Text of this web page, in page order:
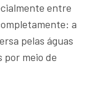
entre
a
pelas águas
por meio de